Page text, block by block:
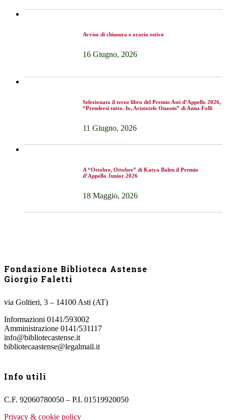
Avviso di chiusura e orario estivo
16 Giugno, 2026
Selezionato il terzo libro del Premio Asti d’Appello 2026,
“Prendersi tutto. Io, Aristotele Onassis” di Anna Folli
11 Giugno, 2026
A “Ottobre, Ottobre” di Katya Balen il Premio
d’Appello Junior 2026
18 Maggio, 2026
Fondazione Biblioteca Astense
Giorgio Faletti
via Goltieri, 3 – 14100 Asti (AT)
Informazioni 0141/593002
Amministrazione 0141/531117
info@bibliotecastense.it
bibliotecaastense@legalmail.it
Info utili
C.F. 92060780050 – P.I. 01519920050
Privacy & cookie policy